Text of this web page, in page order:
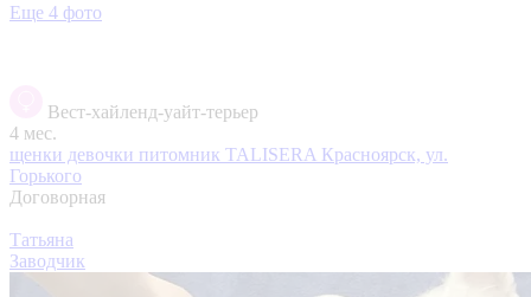
Еще 4 фото
Вест-хайленд-уайт-терьер
4 мес.
щенки девочки питомник TALISERA Красноярск, ул.
Горького
Договорная
Татьяна
Заводчик